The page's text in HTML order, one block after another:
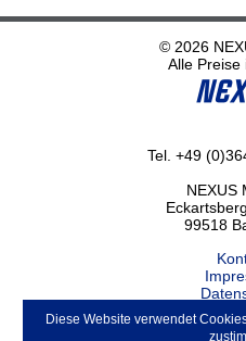
© 2026
Alle Preise
Tel. +49
NEXUS
99518
ABO
Diese Website verwendet